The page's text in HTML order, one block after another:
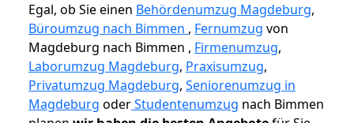
Egal, ob Sie einen Behördenumzug Magdeburg,
Büroumzug nach Bimmen , Fernumzug von
Magdeburg nach Bimmen , Firmenumzug,
Laborumzug Magdeburg, Praxisumzug,
Privatumzug Magdeburg, Seniorenumzug in
Magdeburg oderStudentenumzug nach Bimmen